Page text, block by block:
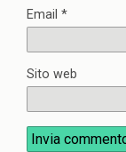
Email *
Sito web